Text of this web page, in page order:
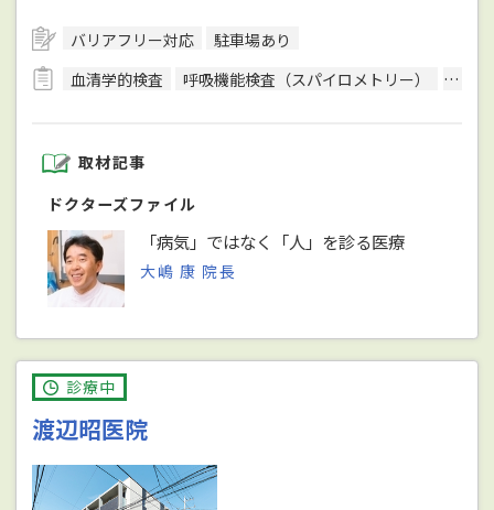
バリアフリー対応
駐車場あり
血清学的検査
呼吸機能検査（スパイロメトリー） 骨密
取材記事
ドクターズファイル
「病気」ではなく「人」を診る医療
大嶋 康 院長
診療中
渡辺昭医院